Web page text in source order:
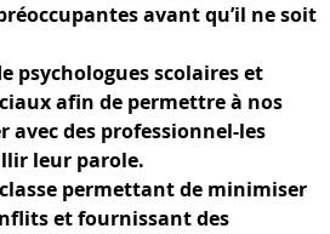
avant qu’il ne soit
psychologues scolaires et
afin de permettre à nos
avec des professionnel-les
leur parole.
permettant de minimiser
et fournissant des